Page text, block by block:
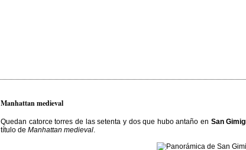
Manhattan medieval
Quedan catorce torres de las setenta y dos que hubo antaño en San
título de Manhattan medieval.